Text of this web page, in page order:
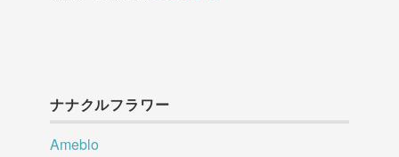
ナナクルフラワー
Ameblo